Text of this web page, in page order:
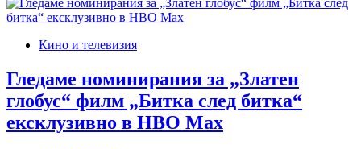
Кино и телевизия
Гледаме номинирания за „Златен
глобус“ филм „Битка след битка“
ексклузивно в HBO Max